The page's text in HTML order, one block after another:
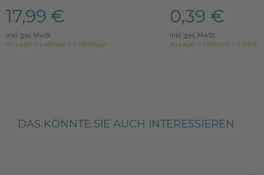
17,99 €
inkl. ges. MwSt.
ab Lager > Lieferzeit 1-3 Werktage
0,39 €
inkl. ges. MwSt.
ab Lager > Lieferzeit 1-3
DAS KÖNNTE SIE AUCH INTERESSIEREN